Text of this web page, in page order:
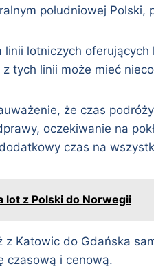
południowej
linii lotniczych
tych linii może mieć
że czas
oczekiwanie na
czas na
lot z Polski do Norwegii
z Katowic do Gdańska
czasową i cenową.